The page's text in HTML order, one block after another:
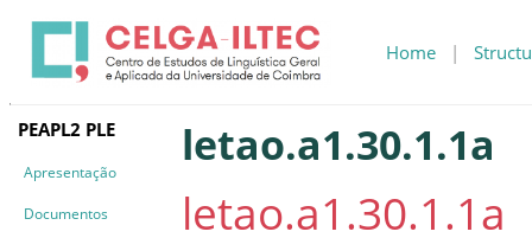
Home |
PEAPL2 PLE
Apresentação
Documentos
letao.a1.30.1.1a
letao.a1.30.1.1a